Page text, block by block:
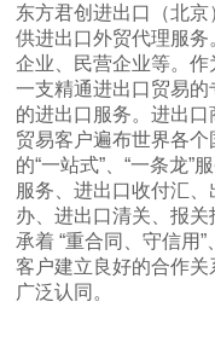
东方君创进出口（北
供进出口外贸代理服
企业、民营企业等。
一支精通进出口贸易
的进出口服务。进出口
贸易客户遍布世界各
的“一站式”、“一条龙”
服务、进出口收付汇
办、进出口清关、报
承着 “重合同、守信用
客户建立良好的合作
广泛认同。